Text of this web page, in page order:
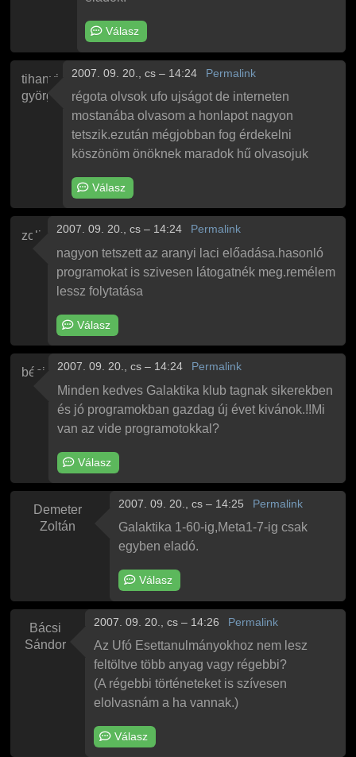
Válasz
tihanyi
györgy
2007. 09. 20., cs – 14:24 Permalink
régota olvsok ufo ujságot de interneten
mostanába olvasom a honlapot nagyon
tetszik.ezután mégjobban fog érdekelni
köszönöm önöknek maradok hű olvasojuk
Válasz
zoli 2007. 09. 20., cs – 14:24 Permalink
nagyon tetszett az aranyi laci előadása.hasonló
programokat is szivesen látogatnék meg.remélem
lessz folytatása
Válasz
béci 2007. 09. 20., cs – 14:24 Permalink
Minden kedves Galaktika klub tagnak sikerekben
és jó programokban gazdag új évet kivánok.!!Mi
van az vide programotokkal?
Válasz
Demeter
Zoltán
2007. 09. 20., cs – 14:25 Permalink
Galaktika 1-60-ig,Meta1-7-ig csak
egyben eladó.
Válasz
Bácsi
Sándor
2007. 09. 20., cs – 14:26 Permalink
Az Ufó Esettanulmányokhoz nem lesz
feltöltve több anyag vagy régebbi?
(A régebbi történeteket is szívesen
elolvasnám a ha vannak.)
Válasz